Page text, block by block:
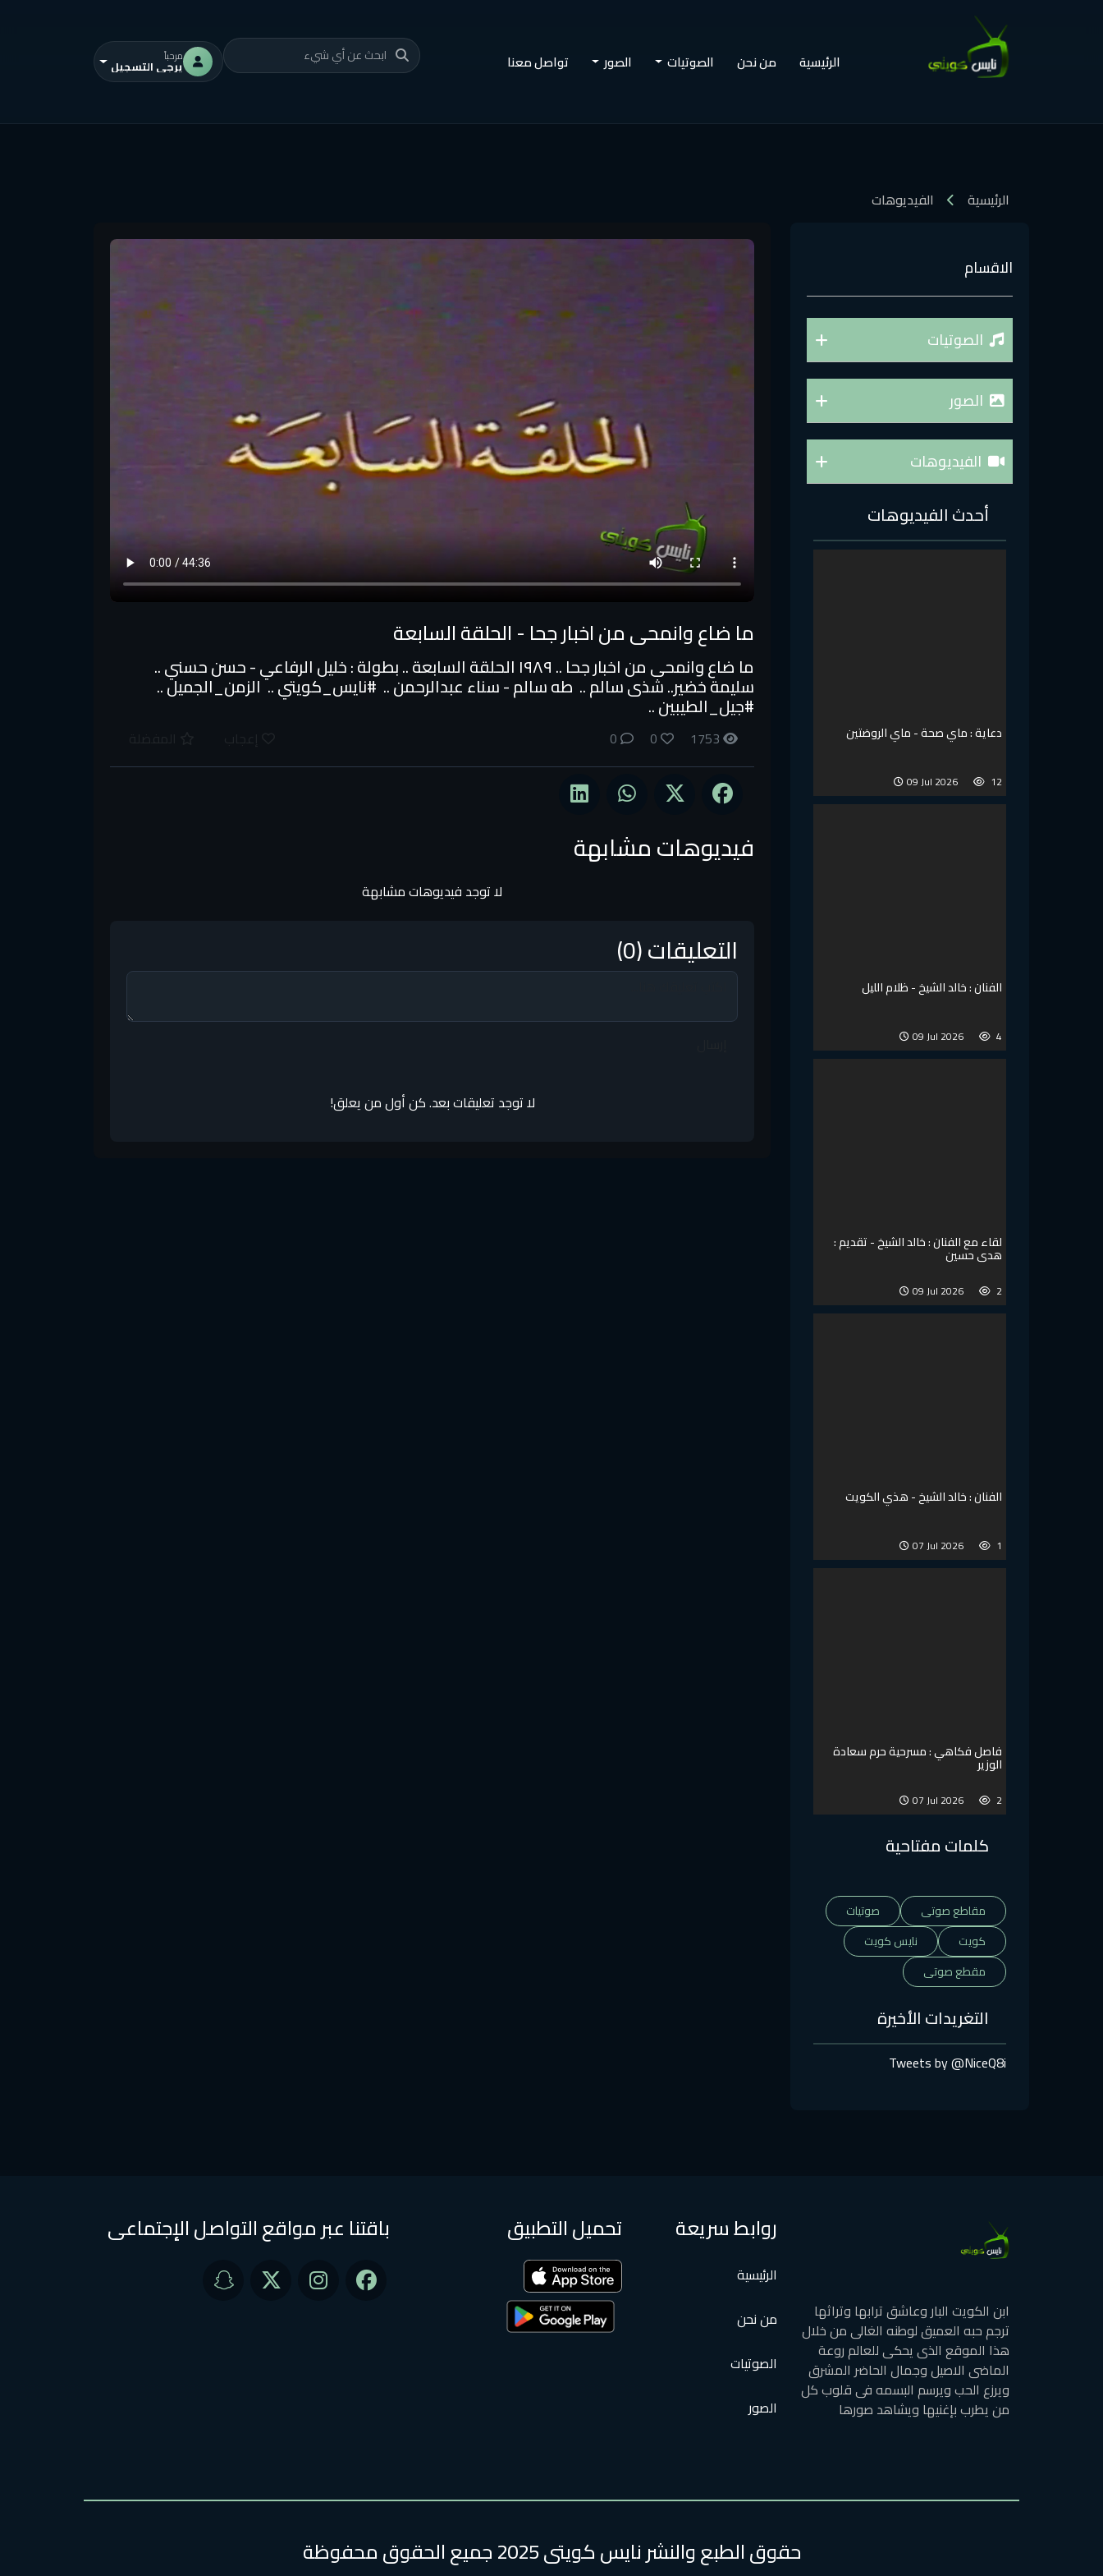
الرئيسية من نحن الصوتيات الصور تواصل معنا مرحباً
يرجى التسجيل
الرئيسية الفيديوهات
الاقسام
الصوتيات
الصور
الفيديوهات
أحدث الفيديوهات
دعاية : ماي صحة - ماي الروضتين
12
09 Jul 2026
الفنان : خالد الشيخ - ظلام الليل
4
09 Jul 2026
لقاء مع الفنان : خالد الشيخ - تقديم :
هدى حسين
2
09 Jul 2026
الفنان : خالد الشيخ - هذي الكويت
1
07 Jul 2026
فاصل فكاهي : مسرحية حرم سعادة
الوزير
2
07 Jul 2026
كلمات مفتاحية
مقاطع صوتى
صوتيات
كويت
نايس كويت
مقطع صوتى
التغريدات الأخيرة
Tweets by @NiceQ8i
ما ضاع وانمحى من اخبار جحا - الحلقة السابعة
ما ضاع وانمحى من اخبار جحا .. ١٩٨٩ الحلقة السابعة .. بطولة : خليل الرفاعي - حسن حسني ..
سليمة خضير.. شذى سالم .. طه سالم - سناء عبدالرحمن .. #نايس_كويتي .. الزمن_الجميل ..
#جيل_الطيبين ..
فيديوهات مشابهة
لا توجد فيديوهات مشابهة
التعليقات (0)
لا توجد تعليقات بعد. كن أول من يعلق!
ابن الكويت البار وعاشق ترابها وتراثها
ترجم حبه العميق لوطنه الغالى من خلال
هذا الموقع الذى يحكى للعالم روعة
الماضى الاصيل وجمال الحاضر المشرق
ويرزع الحب ويرسم البسمه فى قلوب كل
من يطرب بإغنيها ويشاهد صورها
روابط سريعة
الرئيسية
من نحن
الصوتيات
الصور
تحميل التطبيق باقتنا عبر مواقع التواصل الإجتماعى
حقوق الطبع والنشر نايس كويتى 2025 جميع الحقوق محفوظة